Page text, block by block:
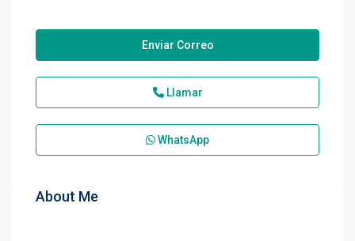
Enviar Correo
Llamar
WhatsApp
About Me